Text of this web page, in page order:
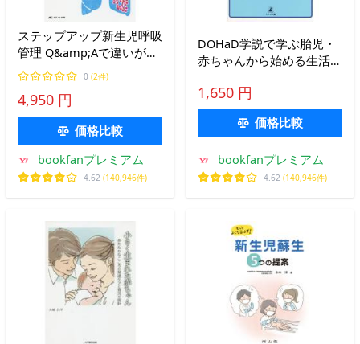
ステップアップ新生児呼吸
管理 Q&amp;Aで違いが分
かる・説明できる オール
カラー/長和俊
0 (2件)
4,950 円
価格比較
bookfanプレミアム
4.62 (140,946件)
DOHaD学説で学ぶ胎児・
赤ちゃんから始める生活習
1,650 円
価格比較
bookfanプレミアム
4.62 (140,946件)